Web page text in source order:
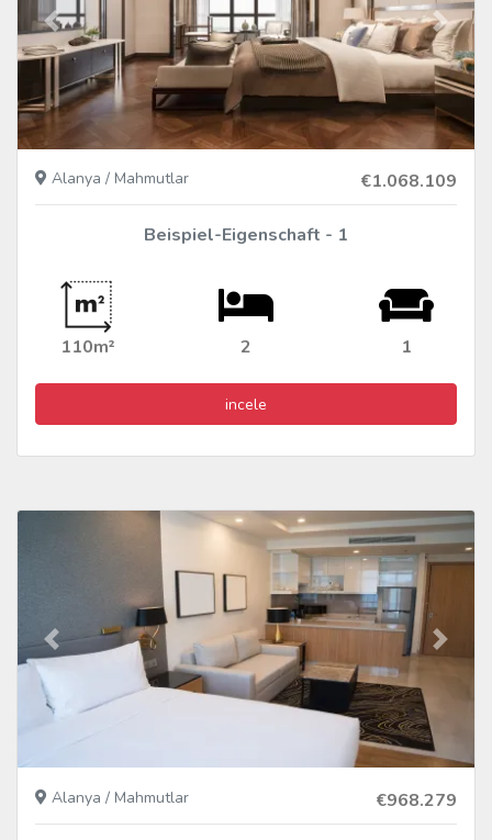
Vorher
Alanya / Mahmutlar €1.068.109
Beispiel-Eigenschaft - 1
110m² 2 1
incele
Vorher
Alanya / Mahmutlar €968.279